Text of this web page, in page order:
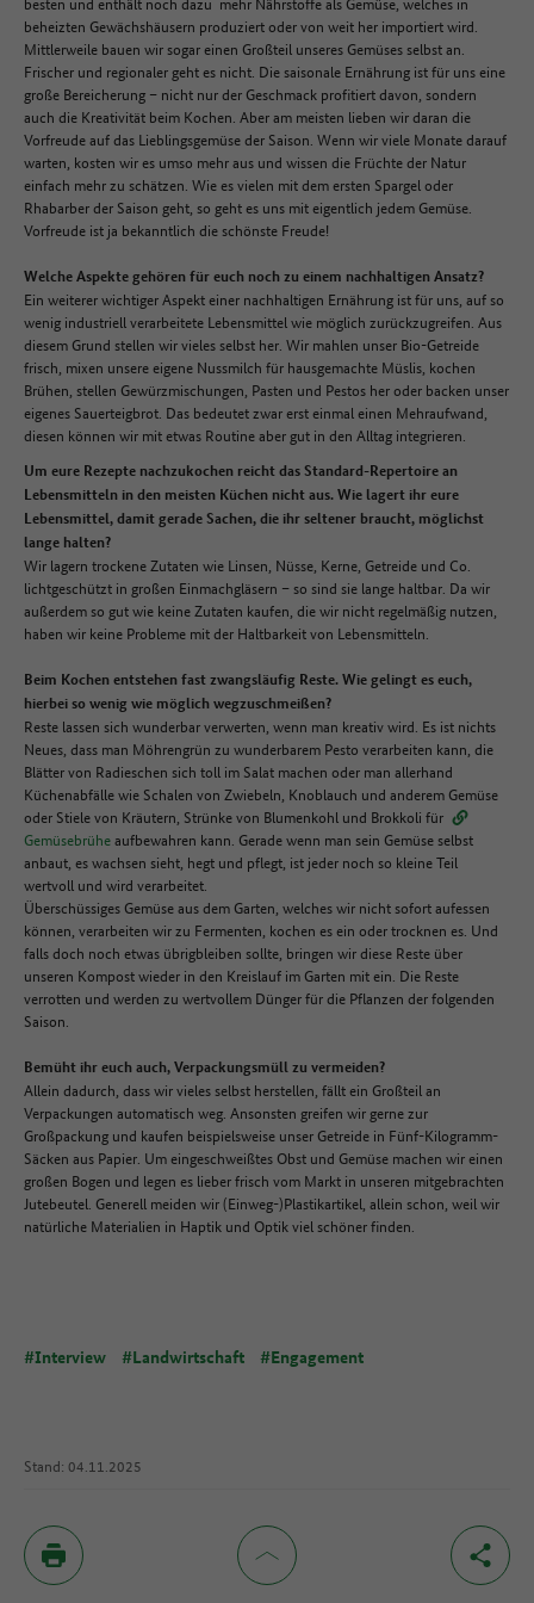
beheizten Gewächshäusern produziert oder von weit her importiert wird.
Mittlerweile bauen wir sogar einen Großteil unseres Gemüses selbst an.
Frischer und regionaler geht es nicht. Die saisonale Ernährung ist für uns eine
große Bereicherung – nicht nur der Geschmack profitiert davon, sondern
auch die Kreativität beim Kochen. Aber am meisten lieben wir daran die
Vorfreude auf das Lieblingsgemüse der Saison. Wenn wir viele Monate darauf
warten, kosten wir es umso mehr aus und wissen die Früchte der Natur
einfach mehr zu schätzen. Wie es vielen mit dem ersten Spargel oder
Rhabarber der Saison geht, so geht es uns mit eigentlich jedem Gemüse.
Vorfreude ist ja bekanntlich die schönste Freude!
Welche Aspekte gehören für euch noch zu einem nachhaltigen Ansatz?
Ein weiterer wichtiger Aspekt einer nachhaltigen Ernährung ist für uns, auf so
wenig industriell verarbeitete Lebensmittel wie möglich zurückzugreifen. Aus
diesem Grund stellen wir vieles selbst her. Wir mahlen unser Bio-Getreide
frisch, mixen unsere eigene Nussmilch für hausgemachte Müslis, kochen
Brühen, stellen Gewürzmischungen, Pasten und Pestos her oder backen unser
eigenes Sauerteigbrot. Das bedeutet zwar erst einmal einen Mehraufwand,
diesen können wir mit etwas Routine aber gut in den Alltag integrieren.
Um eure Rezepte nachzukochen reicht das Standard-Repertoire an
Lebensmitteln in den meisten Küchen nicht aus. Wie lagert ihr eure
Lebensmittel, damit gerade Sachen, die ihr seltener braucht, möglichst
lange halten?
Wir lagern trockene Zutaten wie Linsen, Nüsse, Kerne, Getreide und Co.
lichtgeschützt in großen Einmachgläsern – so sind sie lange haltbar. Da wir
außerdem so gut wie keine Zutaten kaufen, die wir nicht regelmäßig nutzen,
haben wir keine Probleme mit der Haltbarkeit von Lebensmitteln.
Beim Kochen entstehen fast zwangsläufig Reste. Wie gelingt es euch,
hierbei so wenig wie möglich wegzuschmeißen?
Reste lassen sich wunderbar verwerten, wenn man kreativ wird. Es ist nichts
Neues, dass man Möhrengrün zu wunderbarem Pesto verarbeiten kann, die
Blätter von Radieschen sich toll im Salat machen oder man allerhand
Küchenabfälle wie Schalen von Zwiebeln, Knoblauch und anderem Gemüse
oder Stiele von Kräutern, Strünke von Blumenkohl und Brokkoli für
Gemüsebrüheaufbewahren kann. Gerade wenn man sein Gemüse selbst
anbaut, es wachsen sieht, hegt und pflegt, ist jeder noch so kleine Teil
wertvoll und wird verarbeitet.
Überschüssiges Gemüse aus dem Garten, welches wir nicht sofort aufessen
können, verarbeiten wir zu Fermenten, kochen es ein oder trocknen es. Und
falls doch noch etwas übrigbleiben sollte, bringen wir diese Reste über
unseren Kompost wieder in den Kreislauf im Garten mit ein. Die Reste
verrotten und werden zu wertvollem Dünger für die Pflanzen der folgenden
Saison.
Bemüht ihr euch auch, Verpackungsmüll zu vermeiden?
Allein dadurch, dass wir vieles selbst herstellen, fällt ein Großteil an
Verpackungen automatisch weg. Ansonsten greifen wir gerne zur
Großpackung und kaufen beispielsweise unser Getreide in Fünf-Kilogramm-
Säcken aus Papier. Um eingeschweißtes Obst und Gemüse machen wir einen
großen Bogen und legen es lieber frisch vom Markt in unseren mitgebrachten
Jutebeutel. Generell meiden wir (Einweg-)Plastikartikel, allein schon, weil wir
natürliche Materialien in Haptik und Optik viel schöner finden.
#Interview #Landwirtschaft #Engagement
Stand: 04.11.2025